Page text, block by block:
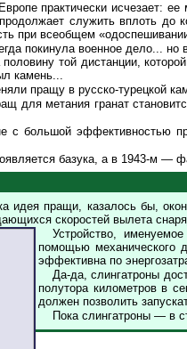
практически исчезает:
служить вплоть до
при всеобщем
покинула военное дело...
той дистанции,
камень...
пращу в русско-турецкой
для метания гранат
с большой эффективностью
базука, а в 1943-м —
идея пращи, казалось бы,
скоростей вылета
Устройство,
помощью механического
эффективна по
Да-да, слингатроны
полутора километров в
должен позволить
Пока слингатроны — в